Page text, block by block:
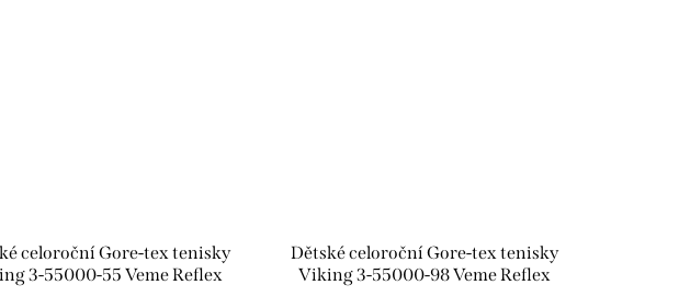
celoroční Gore-tex tenisky
3-55000-55 Veme Reflex
Dětské celoroční Gore-tex tenisky
Viking 3-55000-98 Veme Reflex